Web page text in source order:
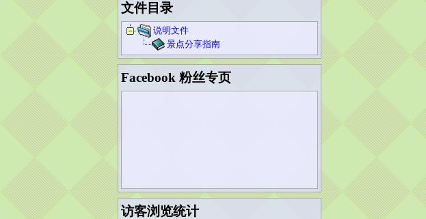
文件目录
说明文件
景点分享指南
Facebook 粉丝专页
访客浏览统计